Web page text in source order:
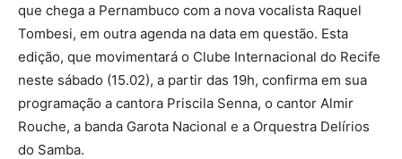
que chega a Pernambuco com a nova vocalista Raquel
Tombesi, em outra agenda na data em questão. Esta
edição, que movimentará o Clube Internacional do Recife
neste sábado (15.02), a partir das 19h, confirma em sua
programação a cantora Priscila Senna, o cantor Almir
Rouche, a banda Garota Nacional e a Orquestra Delírios
do Samba.